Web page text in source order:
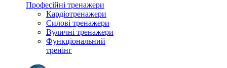
Професійні тренажери
Кардіотренажери
Силові тренажери
Вуличні тренажери
Функціональний
тренінг